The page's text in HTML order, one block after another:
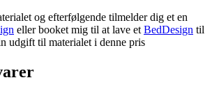
og efterfølgende tilmelder dig et en
eller booket mig til at lave et BedDesign til
udgift til materialet i denne pris